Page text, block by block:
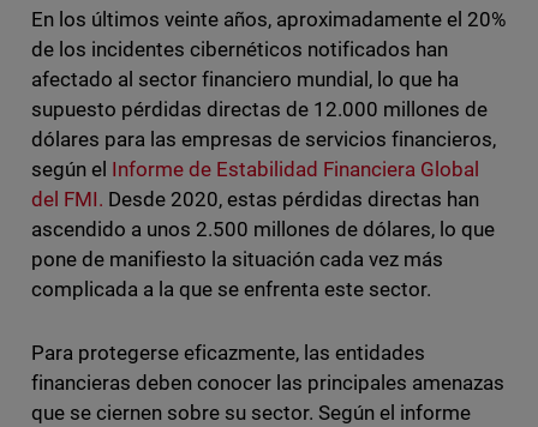
En los últimos veinte años, aproximadamente el 20%
de los incidentes cibernéticos notificados han
afectado al sector financiero mundial, lo que ha
supuesto pérdidas directas de 12.000 millones de
dólares para las empresas de servicios financieros,
según el Informe de Estabilidad Financiera Global
del FMI. Desde 2020, estas pérdidas directas han
ascendido a unos 2.500 millones de dólares, lo que
pone de manifiesto la situación cada vez más
complicada a la que se enfrenta este sector.
Para protegerse eficazmente, las entidades
financieras deben conocer las principales amenazas
que se ciernen sobre su sector. Según el informe